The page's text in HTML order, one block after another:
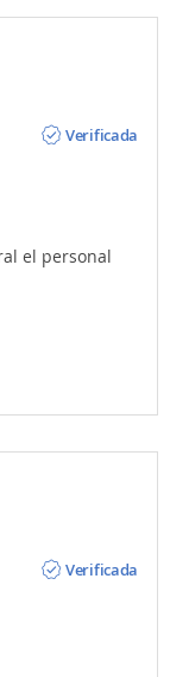
Verificada
el personal
Verificada